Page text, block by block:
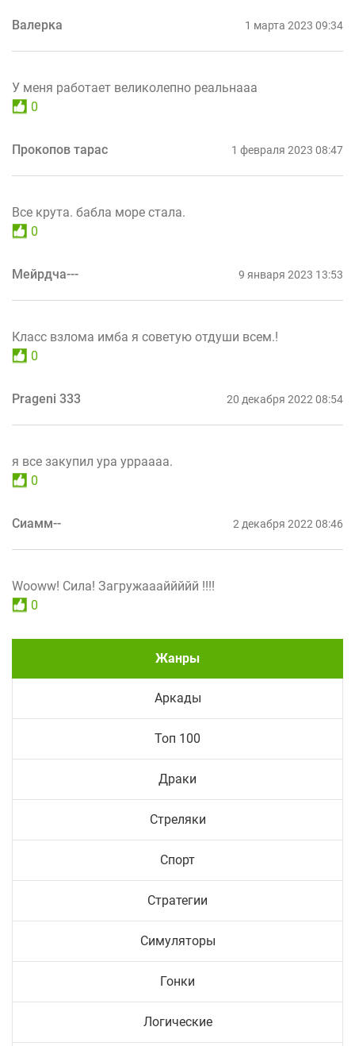
Валерка 1 марта 2023 09:34
У меня работает великолепно реальнааа
0
Прокопов тарас 1 февраля 2023 08:47
Все крута. бабла море стала.
0
Мейрдча--- 9 января 2023 13:53
Класс взлома имба я советую отдуши всем.!
0
Prageni 333 20 декабря 2022 08:54
я все закупил ура урраааа.
0
Сиамм-- 2 декабря 2022 08:46
Wooww! Сила! Загружаааййййй !!!!
0
Жанры
Аркады
Топ 100
Драки
Стреляки
Спорт
Стратегии
Симуляторы
Гонки
Логические